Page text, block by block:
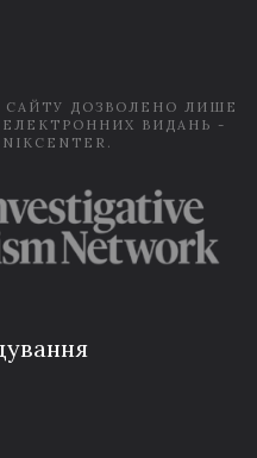
САЙТУ ДОЗВОЛЕНО ЛИШЕ
ВИДАНЬ -